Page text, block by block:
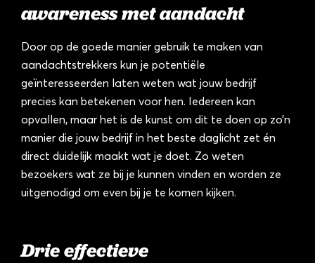
awareness met aandacht
Door op de goede manier gebruik te maken van
aandachtstrekkers kun je potentiële
geïnteresseerden laten weten wat jouw bedrijf
precies kan betekenen voor hen. Iedereen kan
opvallen, maar het is de kunst om dit te doen op zo’n
manier die jouw bedrijf in het beste daglicht zet én
direct duidelijk maakt wat je doet. Zo weten
bezoekers wat ze bij je kunnen vinden en worden ze
uitgenodigd om even bij je te komen kijken.
Drie effectieve